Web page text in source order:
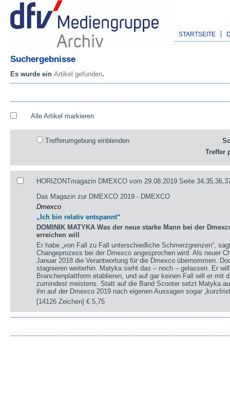
STARTSEITE
Suchergebnisse
Es wurde ein Artikel gefunden.
Alle Artikel markieren
Trefferumgebung einblenden
Treffer
HORIZONTmagazin DMEXCO vom 29.08.2019 Seite
Das Magazin zur DMEXCO 2019 - DMEXCO
Dmexco
„Ich bin relativ entspannt“
DOMINIK MATYKA Was der neue starke Mann bei der
erreichen will
Er habe „von Fall zu Fall unterschiedliche Schmerzgrenzen“,
Changeprozess bei der Dmexco angesprochen wird. Als neuer
Januar 2018 die Verantwortung für die Dmexco übernommen.
stagnieren weiterhin. Matyka sieht das – noch – gelassen. Er
Branchenplattform etablieren, und auf gar keinen Fall will er mit
zumindest meistens. Statt auf die Band Scooter setzt Matyka
ihn auf der Dmexco 2019 nach eigenen Aussagen sogar
[14126 Zeichen]€ 5,75